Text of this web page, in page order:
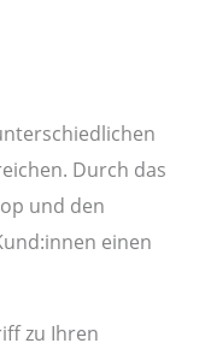
Durch das
und den
einen
zu Ihren